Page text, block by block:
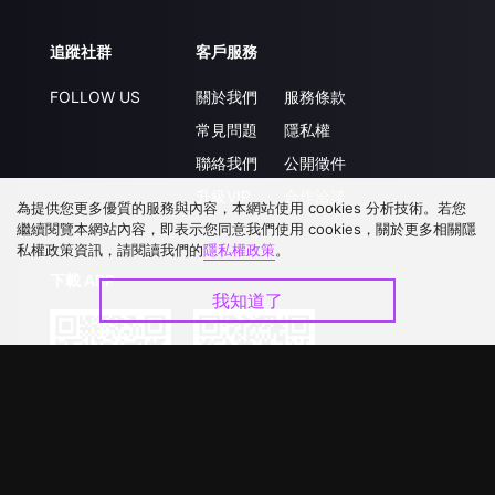
追蹤社群
FOLLOW US
客戶服務
關於我們
常見問題
聯絡我們
服務條款
隱私權
公開徵件
下載 APP
為提供您更多優質的服務與內容，本網站使用 cookies 分析技術。若您
繼續閱覽本網站內容，即表示您同意我們使用 cookies，關於更多相關隱
私權政策資訊，請閱讀我們的隱私權政策。
我知道了